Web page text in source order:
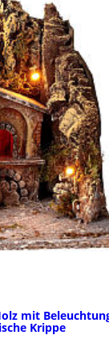
mit
Krippe